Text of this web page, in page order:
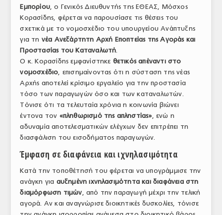
ΕΞΟΠΛΙΣΜΟΣ
ΥΠΗΡΕΣΙΕΣ
ΕΜΠΟΡΙΚΟΙ ΑΝΤΙΠΡΟΣΩΠΟΙ
ΝΟΜΟΘΕΣΙΑ
ΕΛΛΗΝΙΚΗ ΝΟΜΟΘΕΣΙΑ
ΕΥΡΩΠΑΪΚΗ ΝΟΜΟΘΕΣΙΑ
ΤΟ ΠΕΡΙΟΔΙΚΟ
ΑΡΧΕΙΟ ΤΕΥΧΩΝ
ΣΥΝΕΔΡΙΟ ΚΡΕΑΤΟΣ
Εμπορίου, ο Γενικός Διευθυντής της ΕΘΕΑΣ, Μόσχος
Κορασίδης, φέρεται να παρουσίασε τις θέσεις του
σχετικά με το νομοσχέδιο του υπουργείου Ανάπτυξης
για τη νέα Ανεξάρτητη Αρχή Εποπτείας της Αγοράς και
Προστασίας του Καταναλωτή.
Ο κ. Κορασίδης εμφανίστηκε θετικός απέναντι στο
νομοσχέδιο, επισημαίνοντας ότι η σύσταση της νέας
Αρχής αποτελεί κρίσιμο εργαλείο για την προστασία
τόσο των παραγωγών όσο και των καταναλωτών.
Τόνισε ότι τα τελευταία χρόνια η κοινωνία βιώνει
έντονα τον «πληθωρισμό της απληστίας», ενώ η
αδυναμία αποτελεσματικών ελέγχων δεν επιτρέπει τη
διασφάλιση του εισοδήματος παραγωγών.
Έμφαση σε διαφάνεια και ιχνηλασιμότητα
Κατά την τοποθέτησή του φέρεται να υπογράμμισε την
ανάγκη για αυξημένη ιχνηλασιμότητα και διαφάνεια στη
διαμόρφωση τιμών, από την παραγωγή μέχρι την τελική
αγορά. Αν και αναγνώρισε διοικητικές δυσκολίες, τόνισε